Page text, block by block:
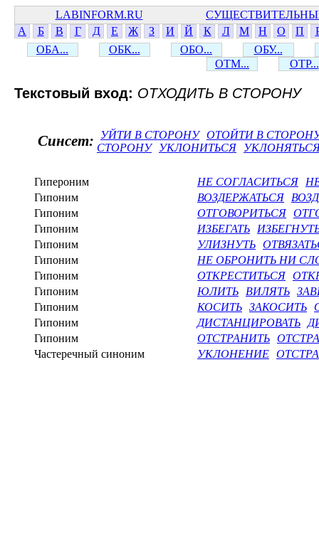
LABINFORM.RU
А
Б В Г Д Е Ж З И Й К Л М Н О П
ОБА...
ОБК... ОБО...
ОБУ...
ОТМ...
ОТР...
Текстовый вход: ОТХОДИТЬ В СТОРОНУ
Синсет: УЙТИ В СТОРОНУ ОТОЙТИ В
СТОРОНУ
УКЛОНИТЬСЯ
Гипероним НЕ СОГЛАСИТЬСЯ
Гипоним
ВОЗДЕРЖАТЬСЯ
Гипоним
ОТГОВОРИТЬСЯ
Гипоним
ИЗБЕГАТЬ
Гипоним
УЛИЗНУТЬ
Гипоним
НЕ ОБРОНИТЬ НИ
Гипоним
ОТКРЕСТИТЬСЯ
Гипоним
ЮЛИТЬ ВИЛЯТЬ
Гипоним
КОСИТЬ ЗАКОСИТЬ
Гипоним
ДИСТАНЦИРОВАТЬ
Гипоним
ОТСТРАНИТЬ
Частеречный синоним
УКЛОНЕНИЕ